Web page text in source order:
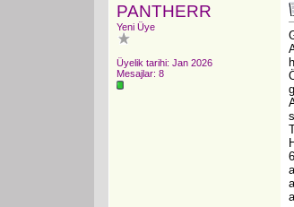
PANTHERR
Yeni Üye
Üyelik tarihi: Jan 2026
Mesajlar: 8